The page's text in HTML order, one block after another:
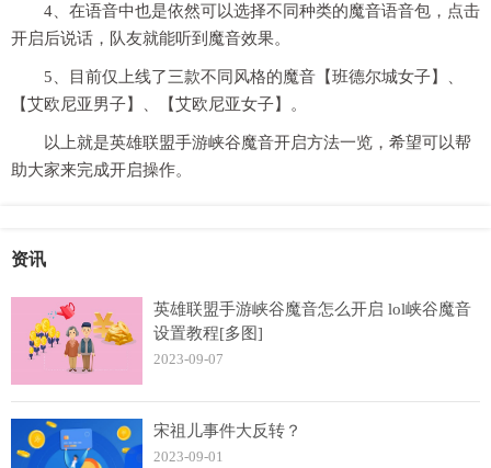
4、在语音中也是依然可以选择不同种类的魔音语音包，点击
开启后说话，队友就能听到魔音效果。
5、目前仅上线了三款不同风格的魔音【班德尔城女子】、
【艾欧尼亚男子】、【艾欧尼亚女子】。
以上就是英雄联盟手游峡谷魔音开启方法一览，希望可以帮
助大家来完成开启操作。
资讯
英雄联盟手游峡谷魔音怎么开启 lol峡谷魔音
设置教程[多图]
2023-09-07
宋祖儿事件大反转？
2023-09-01